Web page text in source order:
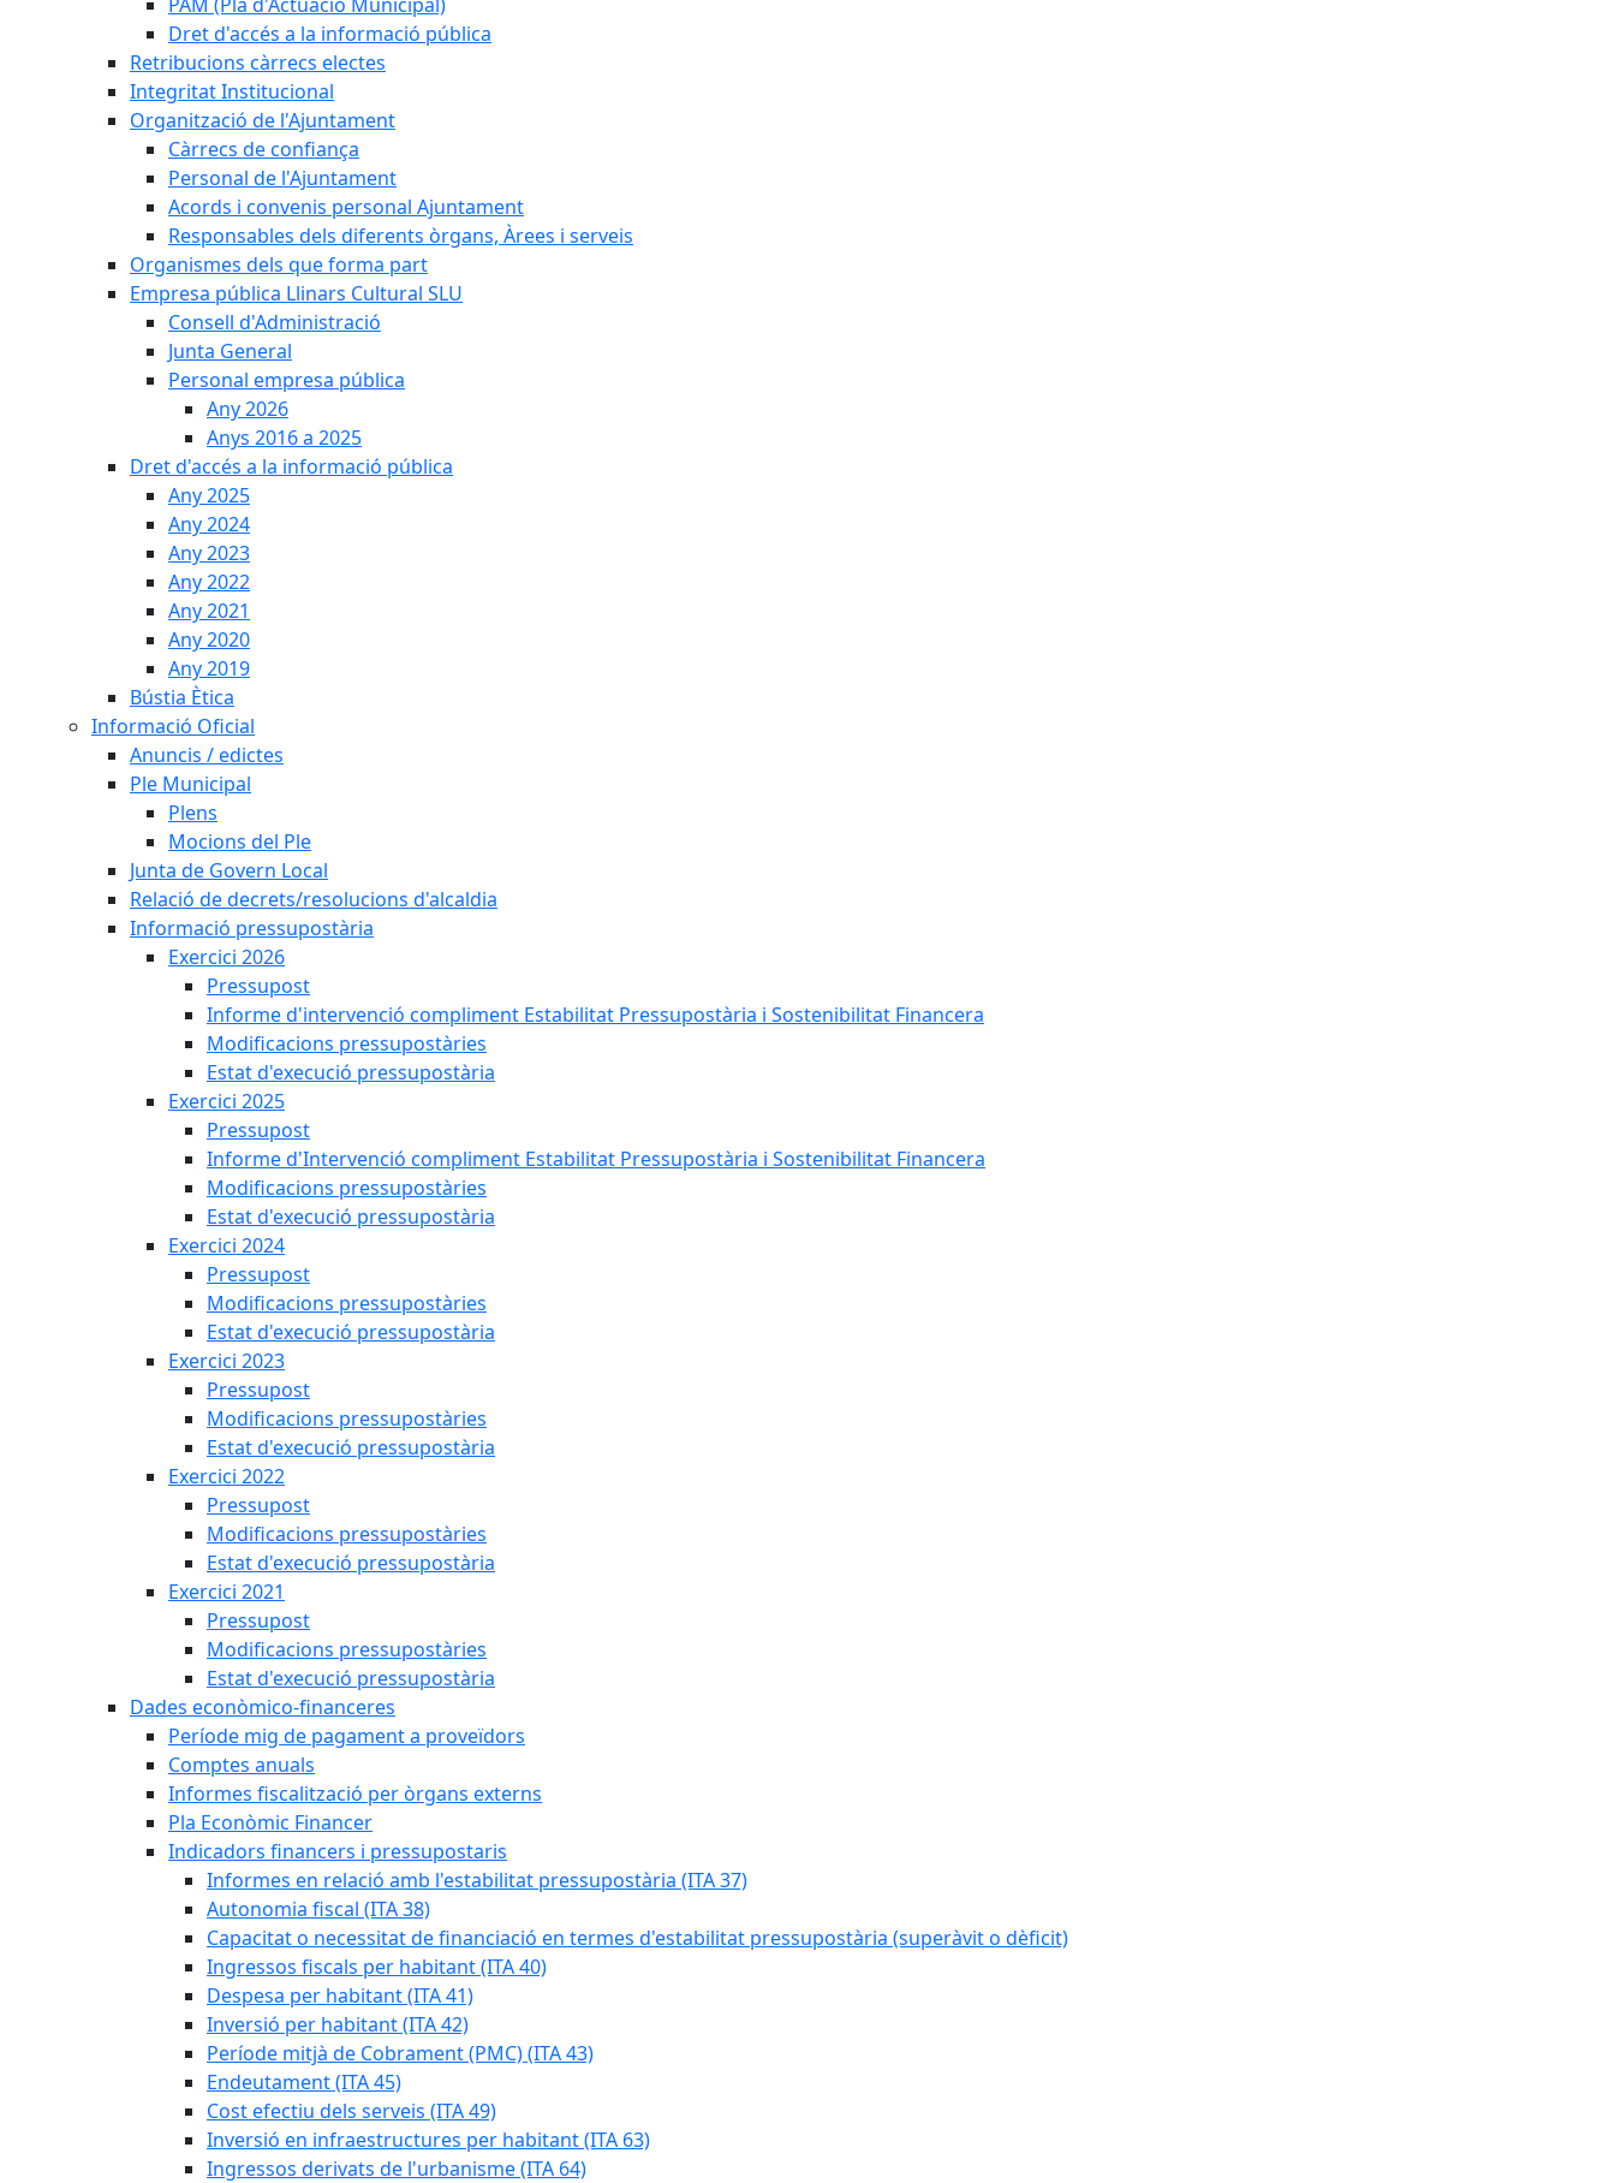
Dret d'accés a la informació pública
Retribucions càrrecs electes
Integritat Institucional
Organització de l'Ajuntament
Càrrecs de confiança
Personal de l'Ajuntament
Acords i convenis personal Ajuntament
Responsables dels diferents òrgans, Àrees i serveis
Organismes dels que forma part
Empresa pública Llinars Cultural SLU
Consell d'Administració
Junta General
Personal empresa pública
Any 2026
Anys 2016 a 2025
Dret d'accés a la informació pública
Any 2025
Any 2024
Any 2023
Any 2022
Any 2021
Any 2020
Any 2019
Bústia Ètica
Informació Oficial
Anuncis / edictes
Ple Municipal
Plens
Mocions del Ple
Junta de Govern Local
Relació de decrets/resolucions d'alcaldia
Informació pressupostària
Exercici 2026
Pressupost
Informe d'intervenció compliment Estabilitat Pressupostària i Sostenibilitat Financera
Modificacions pressupostàries
Estat d'execució pressupostària
Exercici 2025
Pressupost
Informe d'Intervenció compliment Estabilitat Pressupostària i Sostenibilitat Financera
Modificacions pressupostàries
Estat d'execució pressupostària
Exercici 2024
Pressupost
Modificacions pressupostàries
Estat d'execució pressupostària
Exercici 2023
Pressupost
Modificacions pressupostàries
Estat d'execució pressupostària
Exercici 2022
Pressupost
Modificacions pressupostàries
Estat d'execució pressupostària
Exercici 2021
Pressupost
Modificacions pressupostàries
Estat d'execució pressupostària
Dades econòmico-financeres
Període mig de pagament a proveïdors
Comptes anuals
Informes fiscalització per òrgans externs
Pla Econòmic Financer
Indicadors financers i pressupostaris
Informes en relació amb l'estabilitat pressupostària (ITA 37)
Autonomia fiscal (ITA 38)
Capacitat o necessitat de financiació en termes d'estabilitat pressupostària (superàvit o dèficit)
Ingressos fiscals per habitant (ITA 40)
Despesa per habitant (ITA 41)
Inversió per habitant (ITA 42)
Període mitjà de Cobrament (PMC) (ITA 43)
Endeutament (ITA 45)
Cost efectiu dels serveis (ITA 49)
Inversió en infraestructures per habitant (ITA 63)
Ingressos derivats de l'urbanisme (ITA 64)